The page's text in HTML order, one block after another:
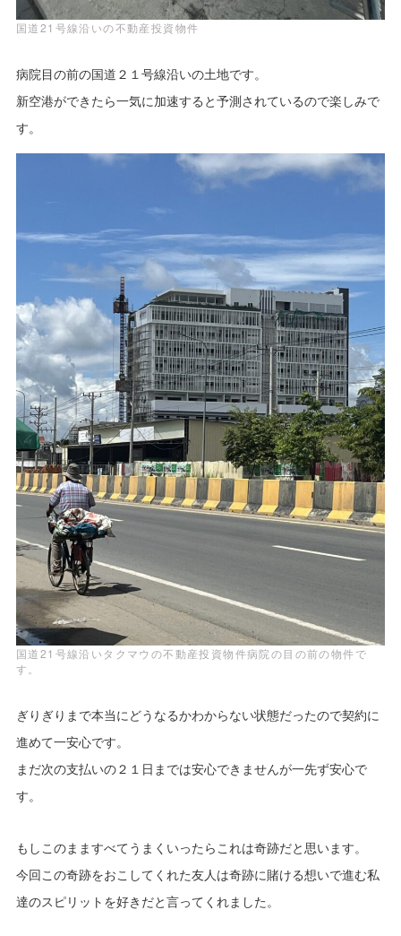
国道21号線沿いの不動産投資物件
病院目の前の国道２１号線沿いの土地です。
新空港ができたら一気に加速すると予測されているので楽しみで
す。
国道21号線沿いタクマウの不動産投資物件病院の目の前の物件で
す。
ぎりぎりまで本当にどうなるかわからない状態だったので契約に
進めて一安心です。
まだ次の支払いの２１日までは安心できませんが一先ず安心で
す。
もしこのまますべてうまくいったらこれは奇跡だと思います。
今回この奇跡をおこしてくれた友人は奇跡に賭ける想いで進む私
達のスピリットを好きだと言ってくれました。